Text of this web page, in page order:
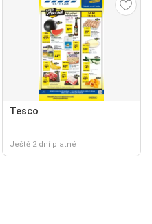
Tesco
Ještě 2 dní platné